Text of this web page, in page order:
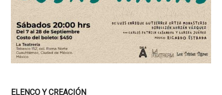
ELENCO Y CREACIÓN